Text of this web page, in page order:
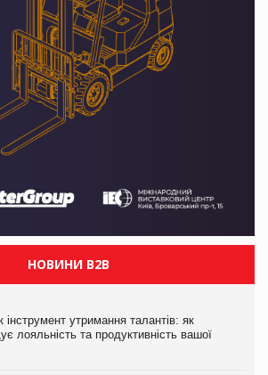
НОВИНИ B2B
інструмент утримання талантів: як
лояльність та продуктивність вашої